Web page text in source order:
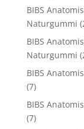
BIBS
Naturgummi
BIBS
Naturgummi
BIBS
(7)
BIBS
(7)